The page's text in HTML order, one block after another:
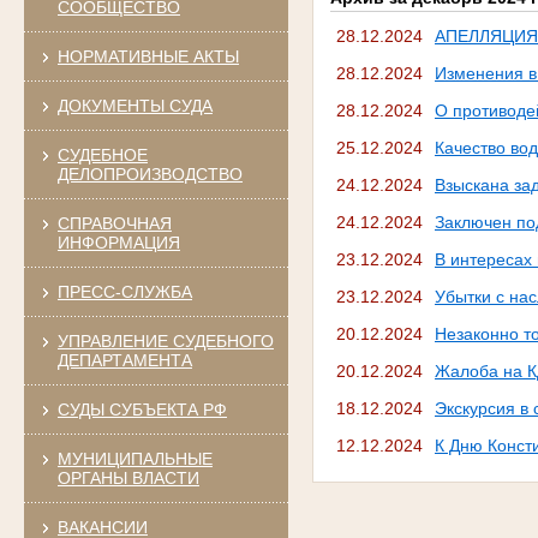
СООБЩЕСТВО
НОРМАТИВНЫЕ АКТЫ
ДОКУМЕНТЫ СУДА
СУДЕБНОЕ
ДЕЛОПРОИЗВОДСТВО
СПРАВОЧНАЯ
ИНФОРМАЦИЯ
ПРЕСС-СЛУЖБА
УПРАВЛЕНИЕ СУДЕБНОГО
ДЕПАРТАМЕНТА
СУДЫ СУБЪЕКТА РФ
МУНИЦИПАЛЬНЫЕ
ОРГАНЫ ВЛАСТИ
ВАКАНСИИ
28.12.2024
28.12.2024
Изменения
28.12.2024
О
25.12.2024
Качество
24.12.2024
Взыскана
24.12.2024
Заключен
23.12.2024
В
23.12.2024
Убытки с
20.12.2024
Незаконно
20.12.2024
Жалоба на
18.12.2024
Экскурсия в
12.12.2024
К Дню